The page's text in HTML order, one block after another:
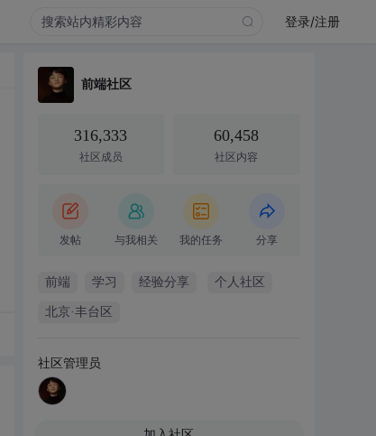
登录/注册
前端社区
316,333
社区成员
60,458
社区内容
发帖 与我相关 我的任务 分享
前端 学习 经验分享 个人社区
北京·丰台区
社区管理员